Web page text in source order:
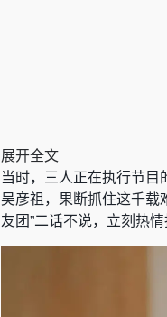
展开全文
当时，三人正在执行节目
吴彦祖，果断抓住这千载
友团”二话不说，立刻热情